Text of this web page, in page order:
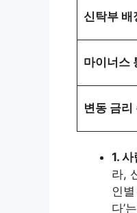
신탁부 배
마이너스
변동 금리
1.
라,
인
다’